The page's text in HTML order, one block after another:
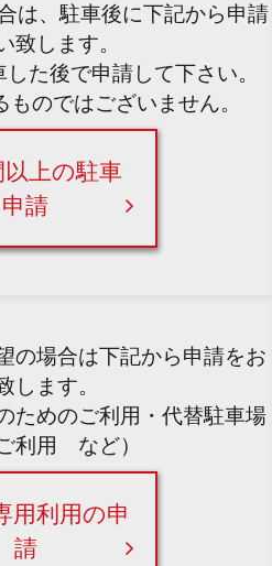
は、駐車後に下記から申請
致します。
た後で申請して下さい。
のではございません。
上の駐車
申請
の場合は下記から申請をお
します。
ためのご利用・代替駐車場
利用 など）
用利用の申
請